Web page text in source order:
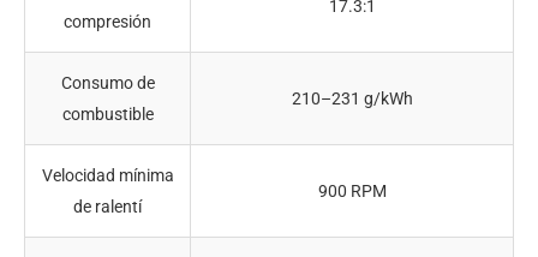
compresión
17.3:1
Consumo de
combustible
210–231 g/kWh
Velocidad mínima
de ralentí
900 RPM